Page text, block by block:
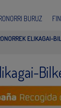
BURUZ
ELIKAGAI-